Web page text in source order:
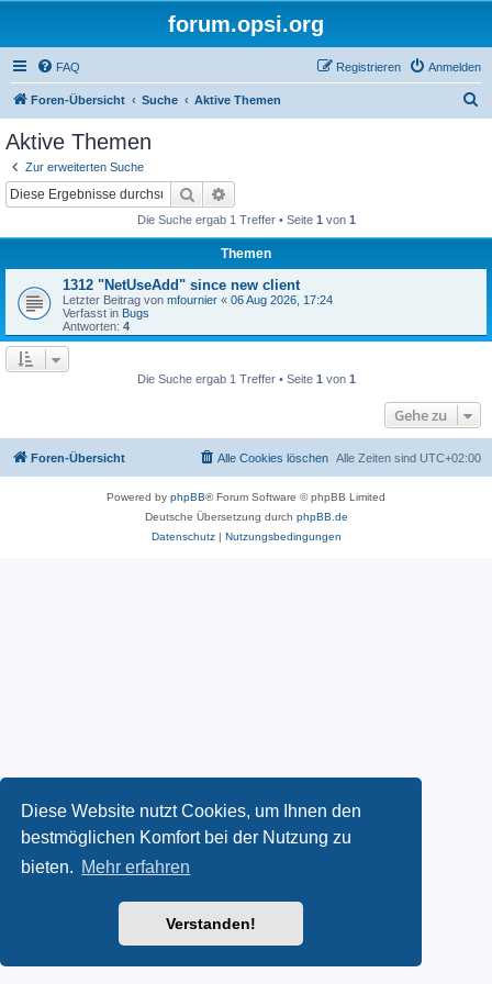
Diese Website nutzt Cookies, um Ihnen den
bestmöglichen Komfort bei der Nutzung zu
bieten. Mehr erfahren
Verstanden!
forum.opsi.org
FAQ Anmelden
Registrieren
Foren-Übersicht Suche Aktive Themen
Aktive Themen
Zur erweiterten Suche
Suche
Die Suche ergab 1 Treffer • Seite 1 von 1
Themen
1312 "NetUseAdd" since new client
Letzter Beitrag von mfournier « 06 Aug 2026, 17:24
Verfasst in Bugs
Antworten: 4
Die Suche ergab 1 Treffer • Seite 1 von 1
Gehe zu
Foren-Übersicht Alle Zeiten sind UTC+02:00
Alle Cookies löschen
Powered by phpBB® Forum Software © phpBB Limited
Deutsche Übersetzung durch phpBB.de
Datenschutz| Nutzungsbedingungen